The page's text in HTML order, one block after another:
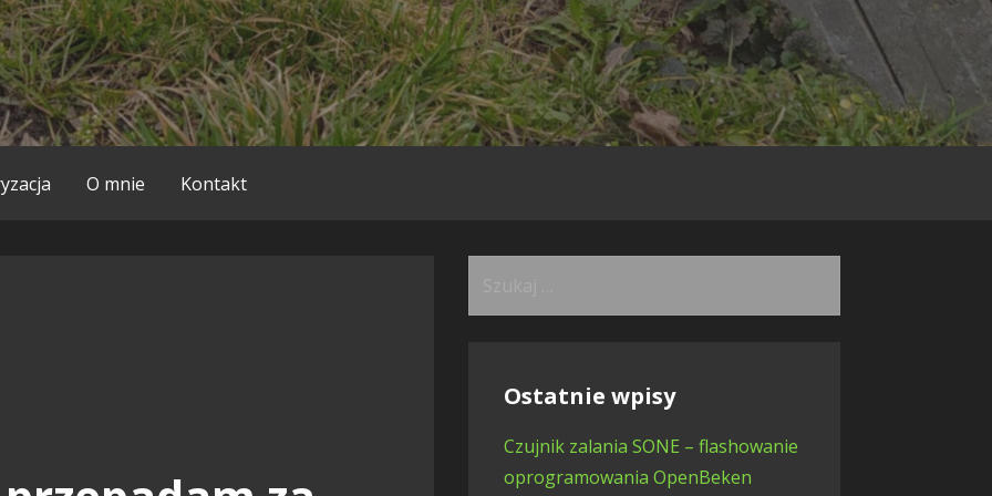
O mnie Kontakt
Ostatnie wpisy
Czujnik zalania SONE – flashowanie
oprogramowania OpenBeken